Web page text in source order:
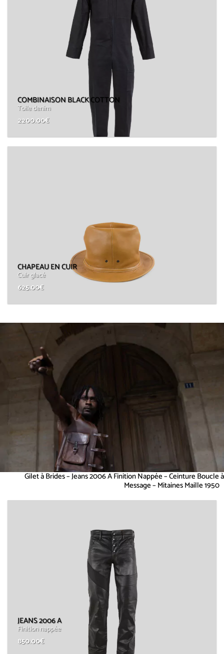
COMBINAISON BLACK COTTON
Toile denim
2200.00€
CHAPEAU EN CUIR
Cuir glacé
625.00€
Gilet à Brides – Jeans 2006 A Finition Nappée – Ceinture Boucle à
Message – Mitaines Maille 1950
JEANS 2006 A
Finition nappée
850.00€